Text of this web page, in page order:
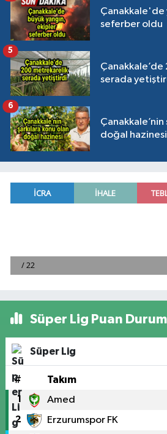
Çanakkale'de
seferber oldu
serada
5
Çanakkale’nin
doğal hazinesi
6
Süper Lig Puan
Süper Lig
# Takım
1 Amed
2 Erzurumspor FK